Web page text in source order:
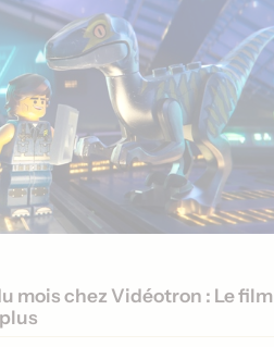
mois chez Vidéotron : Le film